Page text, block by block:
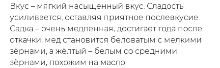
Вкус – мягкий насыщенный вкус. Сладость
усиливается, оставляя приятное послевкусие.
Садка – очень медленная, достигает года после
откачки, мед становится беловатым с мелкими
зёрнами, а жёлтый – белым со средними
зёрнами, похожим на масло.